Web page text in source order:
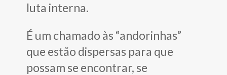
luta interna.
É um chamado às “andorinhas”
que estão dispersas para que
possam se encontrar, se